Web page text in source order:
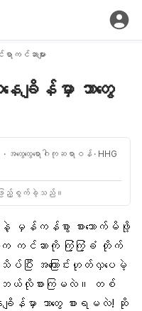
ကင်ဆာများ
ျိန်မှာ ဘာတွေ
· အထွေထွေရောဂါကုဆရာဝန်· HHG
ြည့်စွက်ခဲ့သည်။
နဲ့ မှန်ကန်စွာ စားသောက်မိဖို့
က ကင်ဆာကို ကြံ့ကြံ့ခံ တိုက်
ပြီး အကြောင်းဟုတ်လှပေမဲ့
ဘယ်လိုစားကြမလဲ။ တစ်
ျိန်မှာ ဘာတွေ စားရမလဲ! ဆို